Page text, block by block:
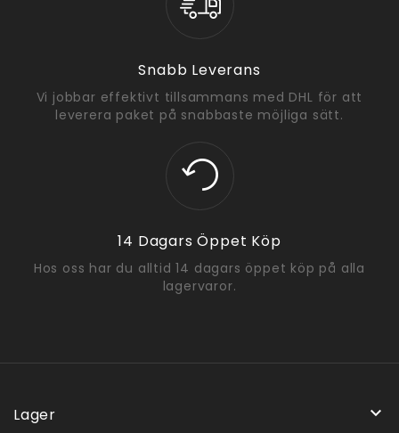
Snabb Leverans
Vi jobbar effektivt tillsammans med DHL för att
leverera paket på snabbaste möjliga sätt.
14 Dagars Öppet Köp
Hos oss har du alltid 14 dagars öppet köp på alla
lagervaror.
Lager 